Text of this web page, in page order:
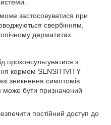
застосовуватися при
свербінням,
дерматитах.
проконсультуватися з
кормом SENSITIVITY
зникнення симптомів
може бути призначений
постійний доступ до